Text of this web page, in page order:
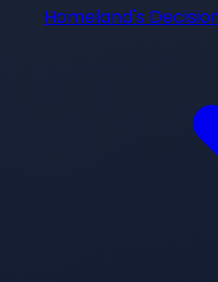
Homeland's